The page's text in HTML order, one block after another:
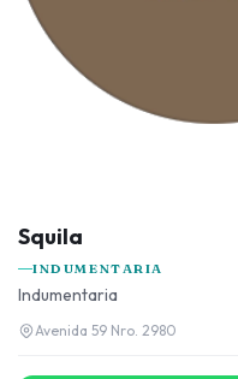
Squila
INDUMENTARIA
Indumentaria
Avenida 59 Nro. 2980